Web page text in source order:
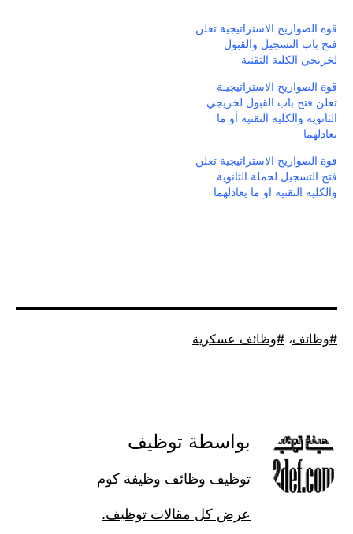
قوه الصواريخ الاستراتيجية تعلن
فتح باب التسجيل والقبول
لخريجي الكلية التقنية
قوة الصواريخ الاستراتيجيـة
تعلن فتح باب القبول لخريجي
الثانوية والكلية التقنية أو ما
يعادلهما
قوة الصواريخ الاستراتيجية تعلن
فتح التسجيل لحملة الثانوية
والكلية التقنية او ما يعادلهما
موسوم
وظائف، وظائف عسكرية
بواسطة توظيف
توظيف وظائف وظيفة كوم
عرض كل مقالات توظيف.